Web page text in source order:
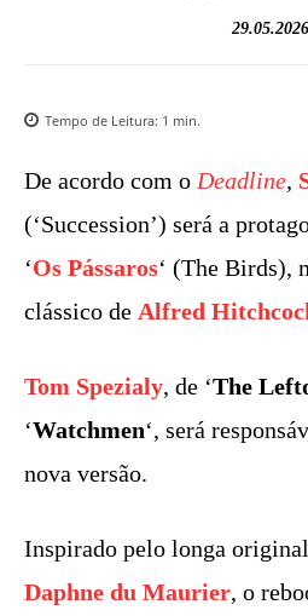
29.05.2026
Tempo de Leitura: 1 min.
De acordo com o Deadline,
(‘Succession’) será a
‘Os Pássaros‘ (The Birds),
clássico de Alfred
Tom Spezialy, de ‘The
‘Watchmen‘, será
nova versão.
Inspirado pelo longa
Daphne du Maurier, o